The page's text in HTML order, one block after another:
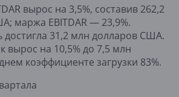
вырос на 3,5%, составив 262,2
маржа EBITDAR — 23,9%.
достигла 31,2 млн долларов США.
вырос на 10,5% до 7,5 млн
коэффициенте загрузки 83%.